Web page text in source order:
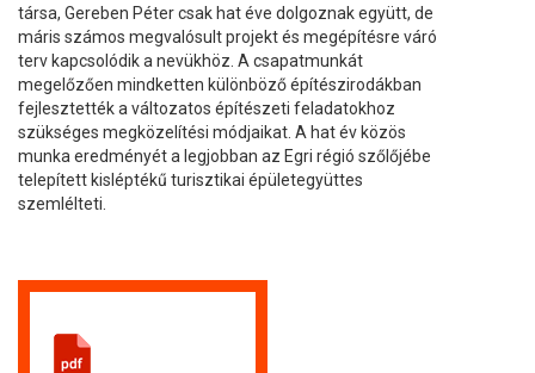
társa, Gereben Péter csak hat éve dolgoznak együtt, de
máris számos megvalósult projekt és megépítésre váró
terv kapcsolódik a nevükhöz. A csapatmunkát
megelőzően mindketten különböző építészirodákban
fejlesztették a változatos építészeti feladatokhoz
szükséges megközelítési módjaikat. A hat év közös
munka eredményét a legjobban az Egri régió szőlőjébe
telepített kisléptékű turisztikai épületegyüttes
szemlélteti.